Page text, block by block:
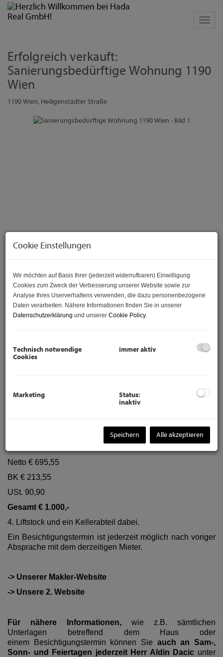
Erfolgreich verkauft:
Sanierungsbedürftige Wohnung 1190
Wien
1190 Wien, Heiligenstädter Straße
Beschreibung
Diese sanierungsbedürftige 5 -
Zimmer - Wohnung in guter Lage im
19. Bezirk steht zum Kauf bereit!
Die Wohnung ist bis zum 10/2023 wie nachfolgend
Netto € 695,55
BK € 213,55
USt. 90,90
Gesamt € 1.000,-
4. Liftstock und ein Kellerabteil dabei.
Ein Besichtigungstermin ist jederzeit möglich nach voriger
Absprache mit dem derzeitigen Mieter.
-> Unserer Makler-Website
-> Unsere 2. Website
Für nähere Informationen, wie z.B. sämtlichen
Unterlagen betreffend dem Haus oder
einem Besichtigungstermin können Sie auch an Sam-,
Sonn- und Feiertagen jederzeit Herr Aldin Dacic unter
Cookie Einstellungen
Wir möchten auf Basis Ihrer (jederzeit widerrufbaren) Einwilligung
Cookies zum Zweck der Verbesserung unserer Website sowie zur
Analyse Ihres Userverhaltens verwenden, die dazu personenbezogene
Daten verarbeiten. Nähere Informationen finden Sie in unserer
Datenschutzerklärung und unserer Cookie Policy.
Technisch notwendige
Cookies
immer aktiv
Marketing
Status:
inaktiv
Speichern Alle akzeptieren